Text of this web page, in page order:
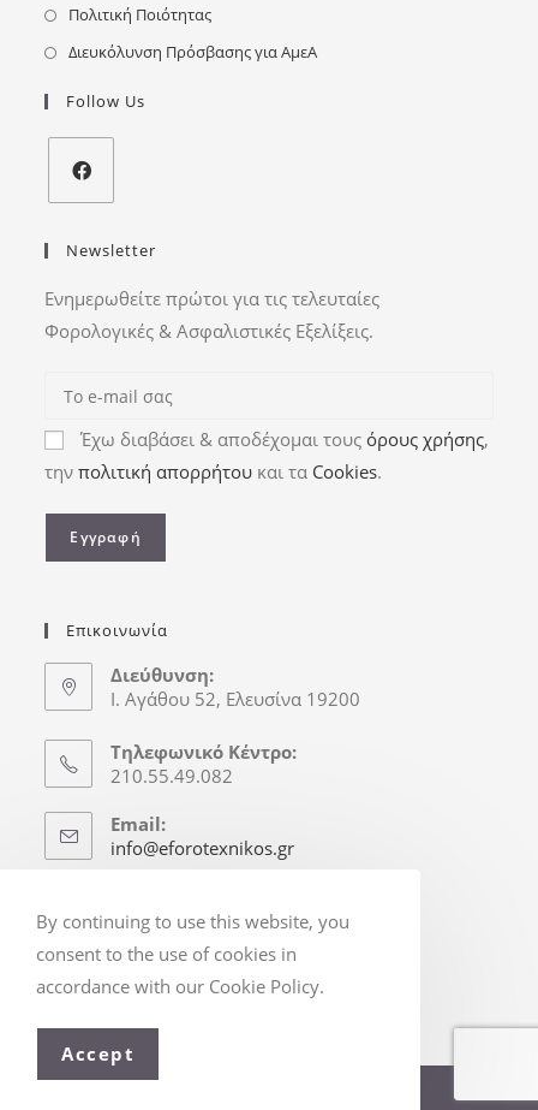
Πολιτική Ποιότητας
Διευκόλυνση Πρόσβασης για ΑμεΑ
Follow Us
Newsletter
Ενημερωθείτε πρώτοι για τις τελευταίες
Φορολογικές & Ασφαλιστικές Εξελίξεις.
Έχω διαβάσει & αποδέχομαι τους όρους χρήσης,
τηνπολιτική απορρήτου και τα Cookies.
Επικοινωνία
Διεύθυνση:
Ι. Αγάθου 52, Ελευσίνα 19200
Τηλεφωνικό Κέντρο:
210.55.49.082
Email:
info@eforotexnikos.gr
Δευτ.-Παρ.: 8:30-16:30
(Απόγ. & Σ/Κ κατόπιν Ραντεβού)
By continuing to use this website, you
consent to the use of cookies in
accordance with our Cookie Policy.
Accept